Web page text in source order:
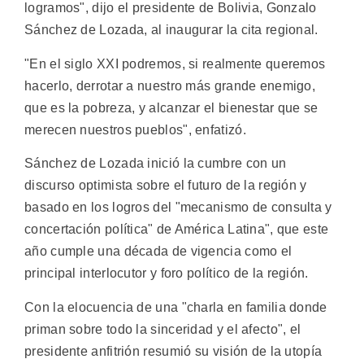
logramos", dijo el presidente de Bolivia, Gonzalo
Sánchez de Lozada, al inaugurar la cita regional.
"En el siglo XXI podremos, si realmente queremos
hacerlo, derrotar a nuestro más grande enemigo,
que es la pobreza, y alcanzar el bienestar que se
merecen nuestros pueblos", enfatizó.
Sánchez de Lozada inició la cumbre con un
discurso optimista sobre el futuro de la región y
basado en los logros del "mecanismo de consulta y
concertación política" de América Latina", que este
año cumple una década de vigencia como el
principal interlocutor y foro político de la región.
Con la elocuencia de una "charla en familia donde
priman sobre todo la sinceridad y el afecto", el
presidente anfitrión resumió su visión de la utopía